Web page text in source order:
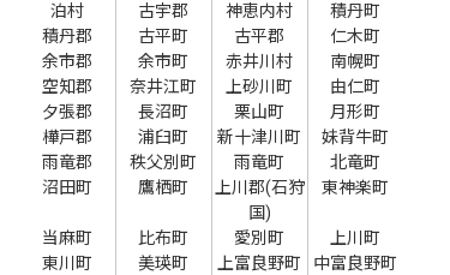
泊村
古宇郡 神恵内村
積丹町
積丹郡
古平町 古平郡
仁木町
余市郡
余市町 赤井川村
南幌町
空知郡
奈井江町 上砂川町
由仁町
夕張郡
長沼町 栗山町
月形町
樺戸郡
浦臼町 新十津川町
妹背牛町
雨竜郡
秩父別町 雨竜町
北竜町
沼田町
鷹栖町
上川郡(石狩
国)
東神楽町
当麻町 比布町 愛別町
上川町
東川町
美瑛町 上富良野町
中富良野町